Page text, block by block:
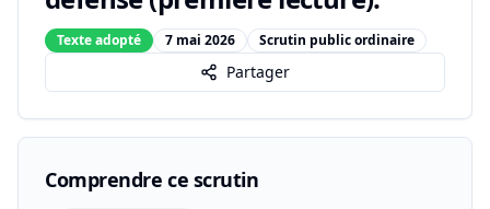
Texte adopté 7 mai 2026 Scrutin public ordinaire
Partager
Comprendre ce scrutin